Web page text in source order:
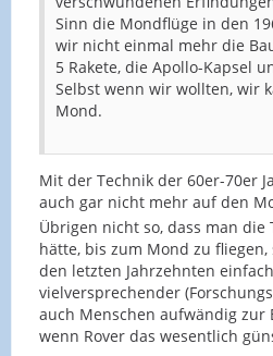
Sinn die Mondflüge in den
wir nicht einmal mehr die
5 Rakete, die Apollo-Kapsel
Selbst wenn wir wollten, wir
Mond.
Mit der Technik der 60er-70er
auch gar nicht mehr auf den
Übrigen nicht so, dass man die
hätte, bis zum Mond zu
den letzten Jahrzehnten
vielversprechender
auch Menschen aufwändig zur
wenn Rover das wesentlich